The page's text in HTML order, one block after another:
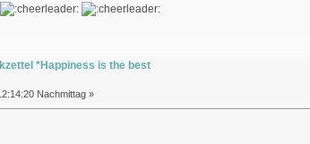
*Happiness is the best
Nachmittag »